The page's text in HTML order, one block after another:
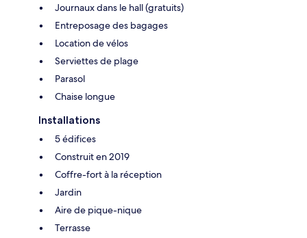
Journaux dans le hall (gratuits)
Entreposage des bagages
Location de vélos
Serviettes de plage
Parasol
Chaise longue
Installations
5 édifices
Construit en 2019
Coffre-fort à la réception
Jardin
Aire de pique-nique
Terrasse